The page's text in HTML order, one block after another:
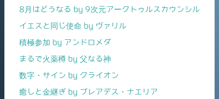
8月はどうなる by 9次元アークトゥルスカウンシル
イエスと同じ使命 by ヴァリル
積極参加 by アンドロメダ
まるで火薬樽 by 父なる神
数字・サイン by クライオン
癒しと金継ぎ by プレアデス・ナエリア